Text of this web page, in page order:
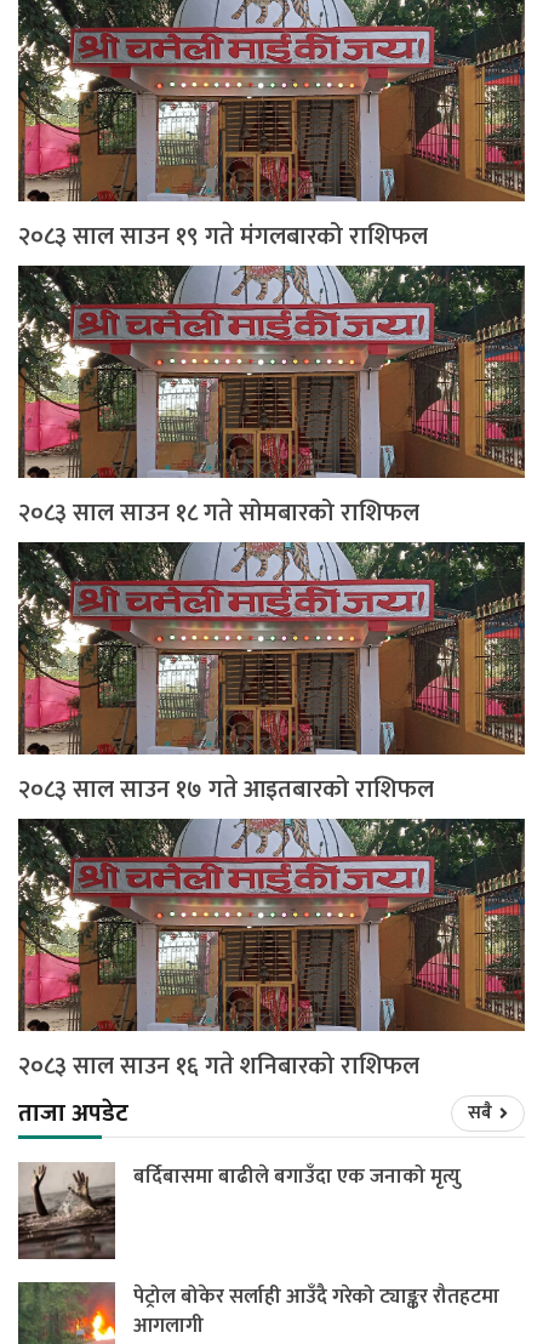
२०८३ साल साउन १९ गते मंगलबारको राशिफल
२०८३ साल साउन १८ गते सोमबारको राशिफल
२०८३ साल साउन १७ गते आइतबारको राशिफल
२०८३ साल साउन १६ गते शनिबारको राशिफल
ताजा अपडेट
सबै
बर्दिबासमा बाढीले बगाउँदा एक जनाको मृत्यु
पेट्रोल बोकेर सर्लाही आउँदै गरेको ट्याङ्कर रौतहटमा
आगलागी